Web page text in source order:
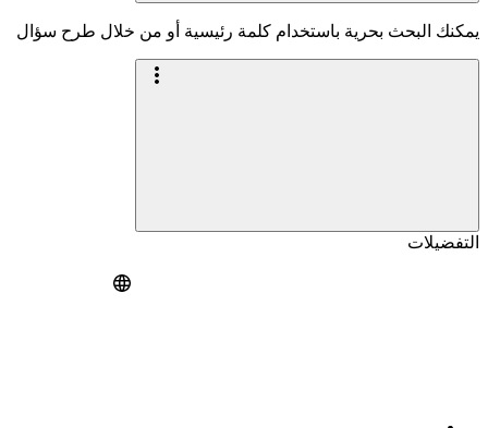
يمكنك البحث بحرية باستخدام كلمة رئيسية أو من خلال طرح سؤال
التفضيلات